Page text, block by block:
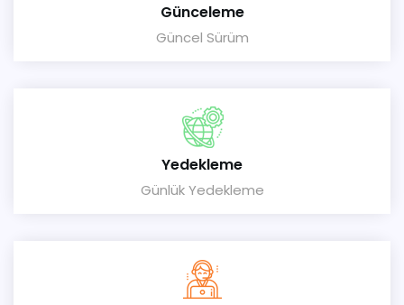
Günceleme
Güncel Sürüm
Yedekleme
Günlük Yedekleme